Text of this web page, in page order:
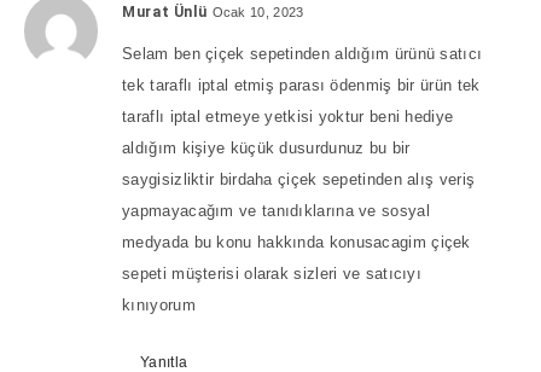
Murat Ünlü Ocak 10, 2023
Selam ben çiçek sepetinden aldığım ürünü satıcı
tek taraflı iptal etmiş parası ödenmiş bir ürün tek
taraflı iptal etmeye yetkisi yoktur beni hediye
aldığım kişiye küçük dusurdunuz bu bir
saygisizliktir birdaha çiçek sepetinden alış veriş
yapmayacağım ve tanıdıklarına ve sosyal
medyada bu konu hakkında konusacagim çiçek
sepeti müşterisi olarak sizleri ve satıcıyı
kınıyorum
Yanıtla